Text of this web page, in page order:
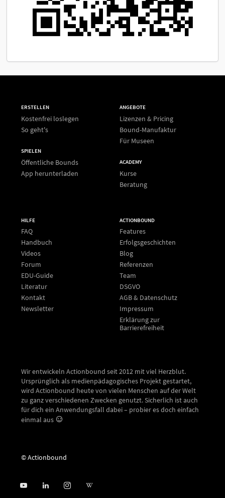
ERSTELLEN
Kostenfrei loslegen
So geht's
SPIELEN
Öffentliche Bounds
App herunterladen
ANGEBOTE
Lizenzen & Pricing
Bound-Manufaktur
Für Museen
ACADEMY
Kurse
Beratung
HILFE
FAQ
Handbuch
Videos
Forum
EDU-Guide
Literatur
Kontakt
Newsletter
ACTIONBOUND
Features
Erfolgsgeschichten
Blog
Referenzen
Team
DSGVO
AGB & Datenschutz
Impressum
Erklärung zur
Barrierefreiheit
Wir entwickeln Actionbound seit 2012 mit viel Herzblut.
Ursprünglich als medienpädagogisches Projekt gestartet,
wird Actionbound heute von vielen Menschen auf der Welt
zu ganz verschiedenen Zwecken genutzt. Sicherlich ist auch
für dich ein Anwendungsfall dabei – probier es doch einfach
einmal aus
© Actionbound